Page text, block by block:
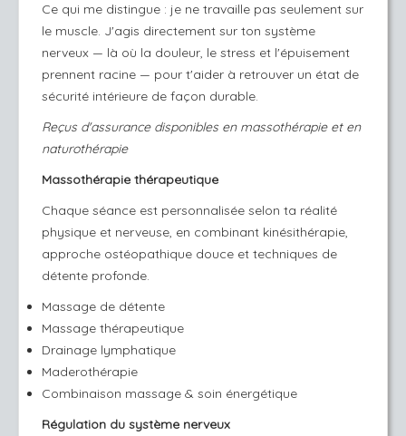
Ce qui me distingue : je ne travaille pas seulement sur
le muscle. J'agis directement sur ton système
nerveux — là où la douleur, le stress et l'épuisement
prennent racine — pour t'aider à retrouver un état de
sécurité intérieure de façon durable.
Reçus d'assurance disponibles en massothérapie et en
naturothérapie
Massothérapie thérapeutique
Chaque séance est personnalisée selon ta réalité
physique et nerveuse, en combinant kinésithérapie,
approche ostéopathique douce et techniques de
détente profonde.
Massage de détente
Massage thérapeutique
Drainage lymphatique
Maderothérapie
Combinaison massage & soin énergétique
Régulation du système nerveux